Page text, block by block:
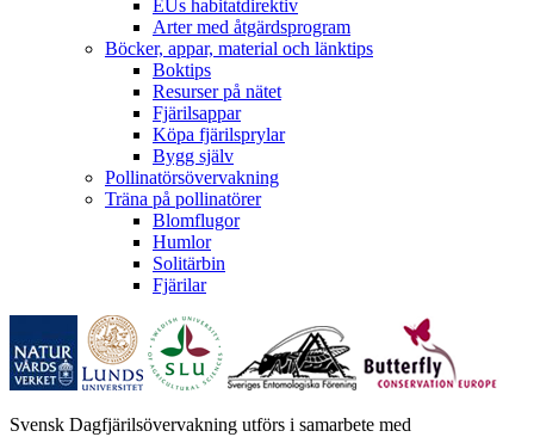
EUs habitatdirektiv
Arter med åtgärdsprogram
Böcker, appar, material och länktips
Boktips
Resurser på nätet
Fjärilsappar
Köpa fjärilsprylar
Bygg själv
Pollinatörsövervakning
Träna på pollinatörer
Blomflugor
Humlor
Solitärbin
Fjärilar
Svensk Dagfjärilsövervakning utförs i samarbete med